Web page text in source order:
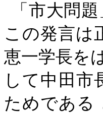
「市大問
この発言は
恵一学長を
して中田市
ためである